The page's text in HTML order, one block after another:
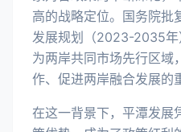
高的战略定位。国务院批
发展规划（2023-2035年
为两岸共同市场先行区域
作、促进两岸融合发展的
在这一背景下，平潭发展